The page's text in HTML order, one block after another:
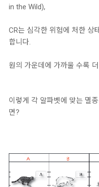
in the Wild),
CR는 심각한 위험에 처한 상
합니다.
원의 가운데에 가까울 수록
이렇게 각 알파벳에 맞는 멸
면?